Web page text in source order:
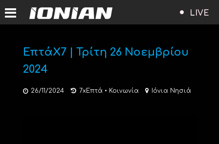
LIVE
ΕπτάΧ7 | Τρίτη 26 Νοεμβρίου
2024
26/11/2024 7xΕπτά • Κοινωνία Ιόνια Νησιά